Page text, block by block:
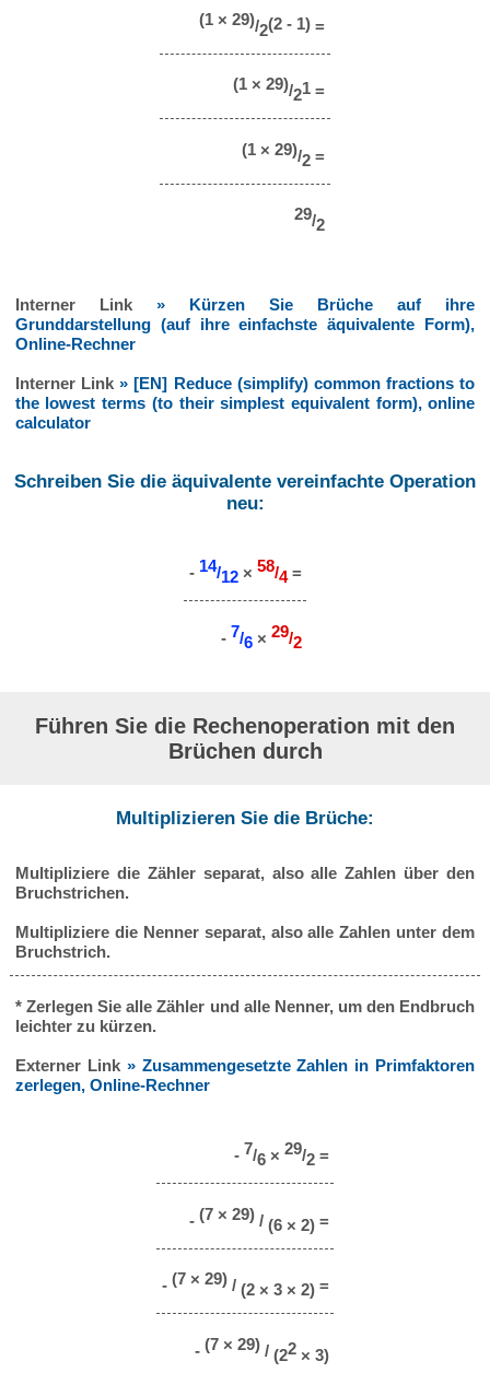
(1 × 29)/2(2 - 1) =
(1 × 29)/21 =
(1 × 29)/2 =
29/2
Interner Link » Kürzen Sie Brüche auf ihre
Grunddarstellung (auf ihre einfachste äquivalente Form),
Online-Rechner
Interner Link» [EN] Reduce (simplify) common fractions to
the lowest terms (to their simplest equivalent form), online
calculator
Schreiben Sie die äquivalente vereinfachte Operation
neu:
- 14/12× 58/4 =
- 7/6× 29/2
Führen Sie die Rechenoperation mit den
Brüchen durch
Multiplizieren Sie die Brüche:
Multipliziere die Zähler separat, also alle Zahlen über den
Bruchstrichen.
Multipliziere die Nenner separat, also alle Zahlen unter dem
Bruchstrich.
* Zerlegen Sie alle Zähler und alle Nenner, um den Endbruch
leichter zu kürzen.
Externer Link » Zusammengesetzte Zahlen in Primfaktoren
zerlegen, Online-Rechner
- 7/6× 29/2=
- (7 × 29)/ (6 × 2)=
- (7 × 29)/ (2 × 3 × 2)=
- (7 × 29)/ (22× 3)